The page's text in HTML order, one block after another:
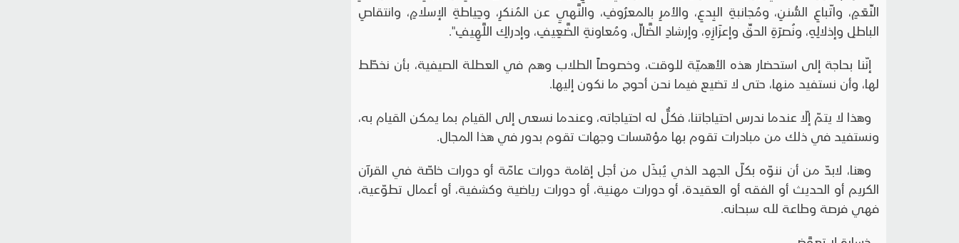
النِّعَمِ، واتّباعِ السُّننِ، ومُجانبةِ البِدعِ، والأمرِ بالمعرُوفِ، والنَّهيِ عن المُنكرِ، وحِياطةِ الإسلامِ، وانتقاصِ
الباطلِ وإذلالِهِ، ونُصرَةِ الحقِّ وإعزَازِهِ، وإرشادِ الضَّالِّ، ومُعاونةِ الضَّعِيفِ، وإدراكِ اللَّهِيفِ".
إنّنا بحاجة إلى استحضار هذه الأهميّة للوقت، وخصوصاً الطلاب وهم في العطلة الصيفية، بأن نخطّط
لها، وأن نستفيد منها، حتى لا تضيع فيما نحن أحوج ما نكون إليها.
وهذا لا يتمّ إلّا عندما ندرس احتياجاتنا، فكلٌّ له احتياجاته، وعندما نسعى إلى القيام بما يمكن القيام به،
ونستفيد في ذلك من مبادرات تقوم بها مؤسّسات وجهات تقوم بدور في هذا المجال.
وهنا، لابدّ من أن ننوّه بكلّ الجهد الذي يُبذَل من أجل إقامة دورات عامّة أو دورات خاصّة في القرآن
الكريم أو الحديث أو الفقه أو العقيدة، أو دورات مهنية، أو دورات رياضية وكشفية، أو أعمال تطوّعية،
فهي فرصة وطاعة لله سبحانه.